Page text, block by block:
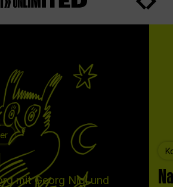
mit Georg Nigl und